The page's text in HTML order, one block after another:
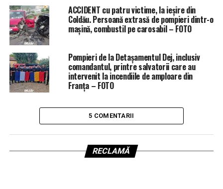
ACCIDENT cu patru victime, la ieșire din
Coldău. Persoană extrasă de pompieri dintr-o
mașină, combustil pe carosabil – FOTO
Pompieri de la Detașamentul Dej, inclusiv
comandantul, printre salvatorii care au
intervenit la incendiile de amploare din
Franța – FOTO
5 COMENTARII
RECLAMĂ